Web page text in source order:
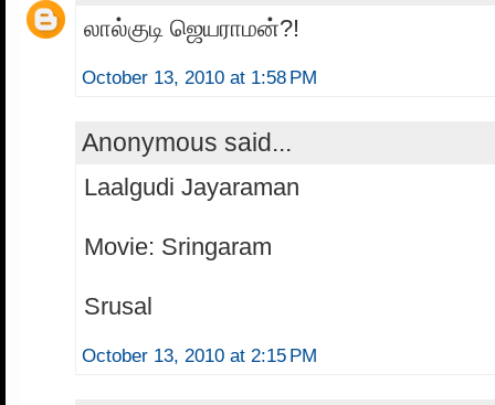
லால்குடி ஜெயராமன்?!
October 13, 2010 at 1:58 PM
Anonymous said...
Laalgudi Jayaraman
Movie: Sringaram
Srusal
October 13, 2010 at 2:15 PM